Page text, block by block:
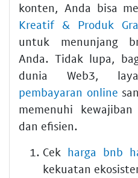
konten, Anda bisa
Kreatif & Produk
untuk menunjang
Anda. Tidak lupa,
dunia Web3,
pembayaran online
memenuhi
dan efisien.
Cek harga bnb
kekuatan